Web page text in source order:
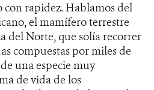
con rapidez. Hablamos del
el mamífero terrestre
del Norte, que solía recorrer
compuestas por miles de
una especie muy
de vida de los